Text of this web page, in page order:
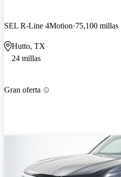
SEL R-Line 4Motion 75,100 millas
Hutto, TX
24 millas
Gran oferta